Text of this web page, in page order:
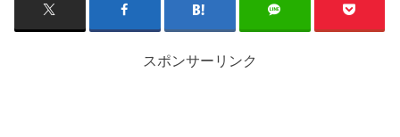
スポンサーリンク